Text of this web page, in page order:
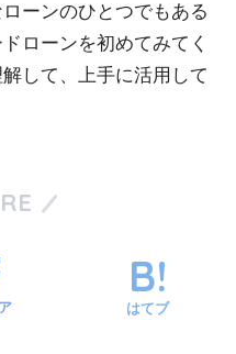
ーンのひとつでもある
ローンを初めてみてく
して、上手に活用して
はてブ